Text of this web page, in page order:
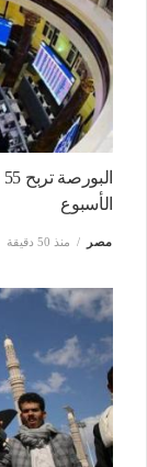
الأسبوع
مصر منذ 50 دقيقة